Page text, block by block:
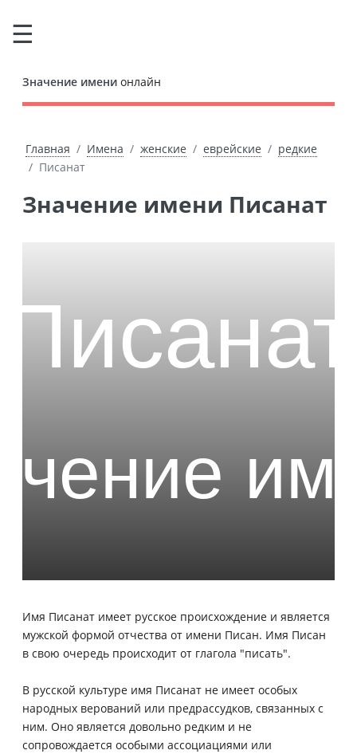
Значение имени онлайн
Главная Имена женские еврейские
редкие
Писанат
Значение имени Писанат
Имя Писанат имеет русское происхождение и является
мужской формой отчества от имени Писан. Имя Писан
в свою очередь происходит от глагола "писать".
В русской культуре имя Писанат не имеет особых
народных верований или предрассудков, связанных с
ним. Оно является довольно редким и не
сопровождается особыми ассоциациями или